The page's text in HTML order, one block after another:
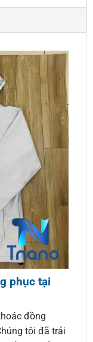
phục tại
đồng
tôi đã trải